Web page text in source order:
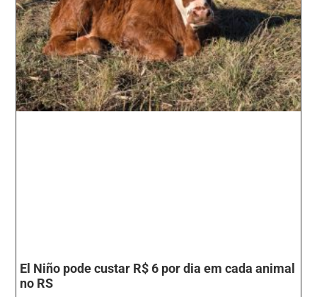
El Niño pode custar R$ 6 por dia em cada animal
no RS